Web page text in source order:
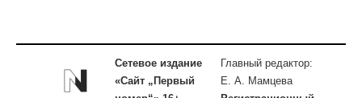
Сетевое издание
«Сайт „Первый
Главный редактор:
Е. А. Мамцева